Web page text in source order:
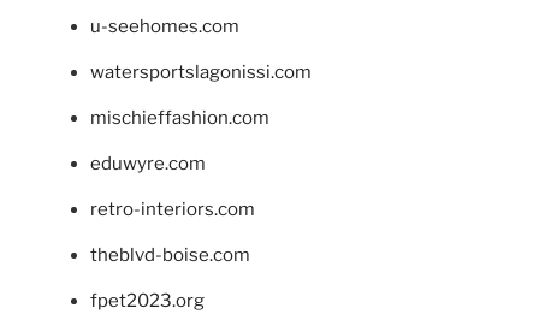
u-seehomes.com
watersportslagonissi.com
mischieffashion.com
eduwyre.com
retro-interiors.com
theblvd-boise.com
fpet2023.org